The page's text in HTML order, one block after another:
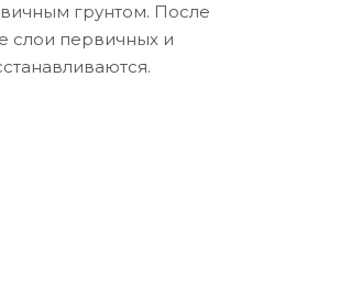
грунтом. После
слои первичных и